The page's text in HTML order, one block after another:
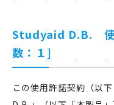
Studyaid D.B. 使
数：１]
この使用許諾契約（以